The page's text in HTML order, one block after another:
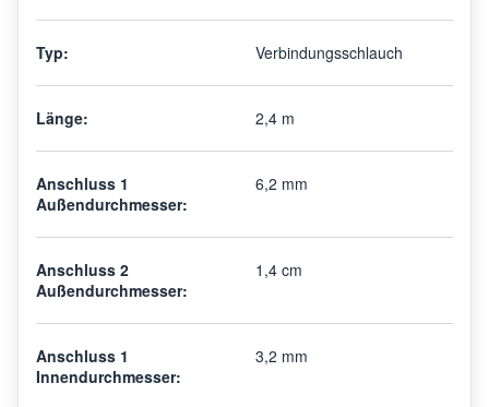
Typ: Verbindungsschlauch
Länge: 2,4 m
Anschluss 1
Außendurchmesser:
6,2 mm
Anschluss 2
Außendurchmesser:
1,4 cm
Anschluss 1
Innendurchmesser:
3,2 mm